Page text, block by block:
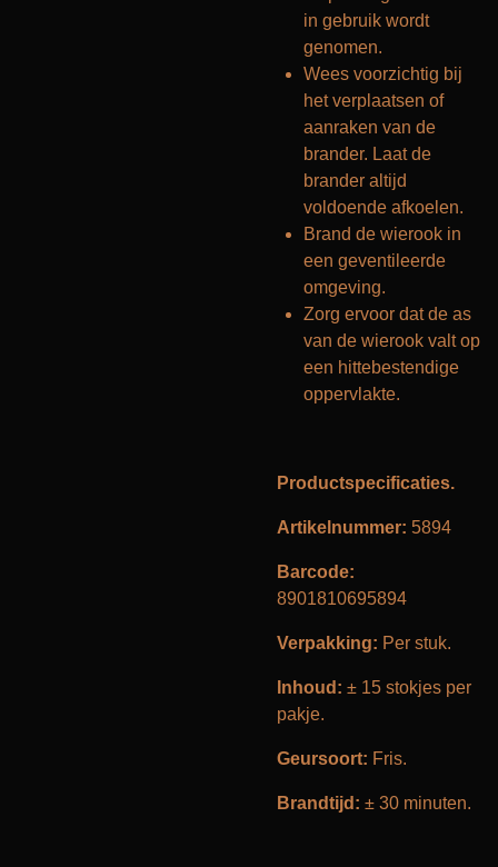
in gebruik wordt
genomen.
Wees voorzichtig bij
het verplaatsen of
aanraken van de
brander. Laat de
brander altijd
voldoende afkoelen.
Brand de wierook in
een geventileerde
omgeving.
Zorg ervoor dat de as
van de wierook valt op
een hittebestendige
oppervlakte.
Productspecificaties.
Artikelnummer: 5894
Barcode:
8901810695894
Verpakking: Per stuk.
Inhoud: ± 15 stokjes per
pakje.
Geursoort: Fris.
Brandtijd: ± 30 minuten.